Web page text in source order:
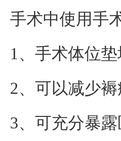
手术中使用手
1、手术体位
2、可以减少
3、可充分暴露